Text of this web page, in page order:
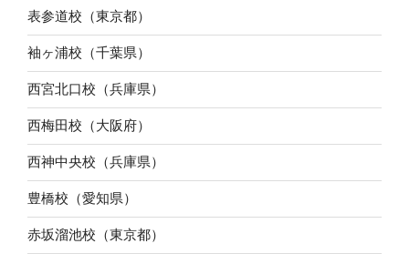
表参道校（東京都）
袖ヶ浦校（千葉県）
西宮北口校（兵庫県）
西梅田校（大阪府）
西神中央校（兵庫県）
豊橋校（愛知県）
赤坂溜池校（東京都）